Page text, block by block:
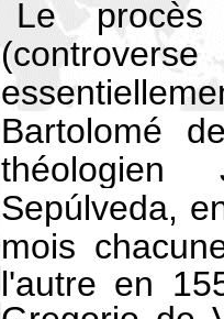
Le
Bartolomé
Sepúlveda,
mois
l'autre en